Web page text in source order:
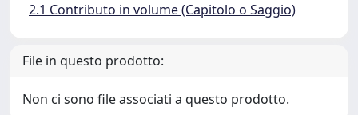
2.1 Contributo in volume (Capitolo o Saggio)
File in questo prodotto:
Non ci sono file associati a questo prodotto.